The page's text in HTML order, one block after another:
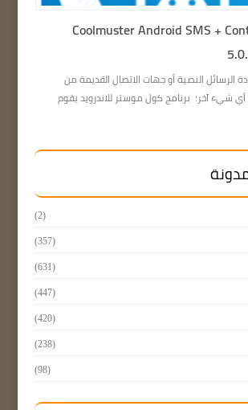
Coolmuster Android SMS +
النصية أو جهات الاتصال القديمة من
شيء آخر؛ برنامج كول موستر للاندرويد يقوم
(2)
(357)
(631)
(447)
(420)
(238)
(98)